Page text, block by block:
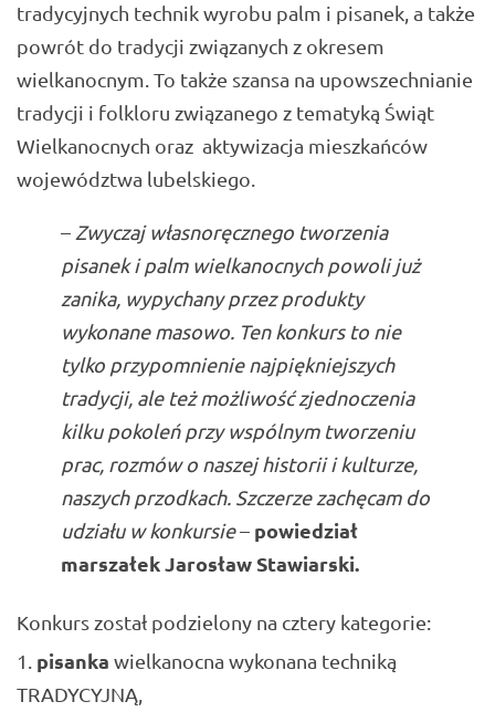
tradycyjnych technik wyrobu palm i pisanek, a także
powrót do tradycji związanych z okresem
wielkanocnym. To także szansa na upowszechnianie
tradycji i folkloru związanego z tematyką Świąt
Wielkanocnych oraz aktywizacja mieszkańców
województwa lubelskiego.
– Zwyczaj własnoręcznego tworzenia
pisanek i palm wielkanocnych powoli już
zanika, wypychany przez produkty
wykonane masowo. Ten konkurs to nie
tylko przypomnienie najpiękniejszych
tradycji, ale też możliwość zjednoczenia
kilku pokoleń przy wspólnym tworzeniu
prac, rozmów o naszej historii i kulturze,
naszych przodkach. Szczerze zachęcam do
udziału w konkursie– powiedział
marszałekJarosław Stawiarski.
Konkurs został podzielony na cztery kategorie:
pisanka wielkanocna wykonana techniką
TRADYCYJNĄ,